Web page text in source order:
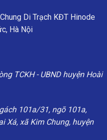
Di Trạch KĐT Hinode
Hà Nội
TCKH - UBND huyện Hoài
101a/31, ngõ 101a,
Xá, xã Kim Chung, huyện